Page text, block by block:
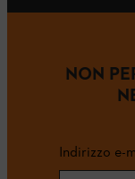
NON
Indirizzo e-